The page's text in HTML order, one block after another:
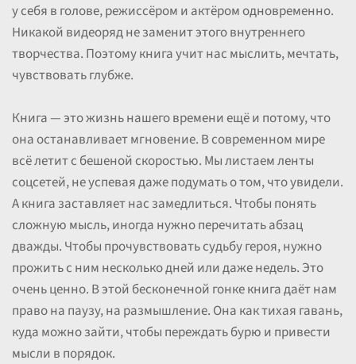
у себя в голове, режиссёром и актёром одновременно.
Никакой видеоряд не заменит этого внутреннего
творчества. Поэтому книга учит нас мыслить, мечтать,
чувствовать глубже.
Книга — это жизнь нашего времени ещё и потому, что
она останавливает мгновение. В современном мире
всё летит с бешеной скоростью. Мы листаем ленты
соцсетей, не успевая даже подумать о том, что увидели.
А книга заставляет нас замедлиться. Чтобы понять
сложную мысль, иногда нужно перечитать абзац
дважды. Чтобы прочувствовать судьбу героя, нужно
прожить с ним несколько дней или даже недель. Это
очень ценно. В этой бесконечной гонке книга даёт нам
право на паузу, на размышление. Она как тихая гавань,
куда можно зайти, чтобы переждать бурю и привести
мысли в порядок.